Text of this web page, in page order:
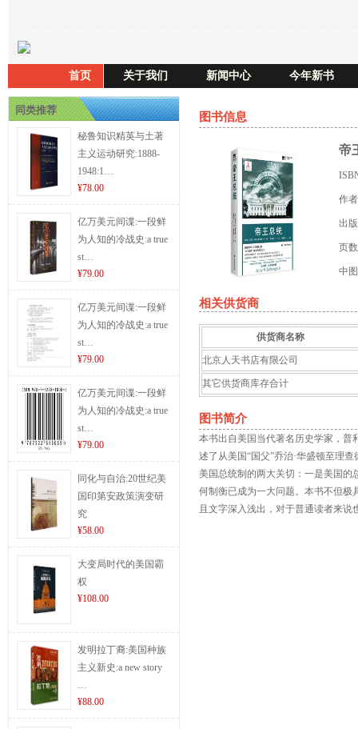
首页 关于我们 新闻中心 今年新书
同类推荐
秘鲁知识精英与土著
主义运动研究:1888-
1948:1…
¥78.00
亿万美元间谍:一段鲜
为人知的冷战史:a true
st…
¥79.00
亿万美元间谍:一段鲜
为人知的冷战史:a true
st…
¥79.00
亿万美元间谍:一段鲜
为人知的冷战史:a true
st…
¥79.00
同化与自治:20世纪美
国印第安政策演变研
究
¥58.00
大变局时代的美国霸
权
¥108.00
发明拉丁裔:美国种族
主义新史:a new story
…
¥88.00
图书信息
帝
作
出
页
中
相关供货商
供货商名称
北京人天书店有限公司
其它供货商库存合计
图书简介
本书出自美国当代著名历史学家，普
述了从美国“国父”乔治·华盛顿至理
美国总统制的两大关切：一是美国的
何制衡已成为一大问题。本书不但极
且文字深入浅出，对于普通读者来